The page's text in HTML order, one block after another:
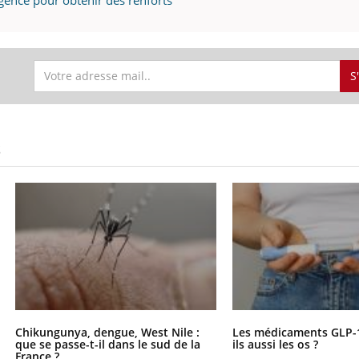
Chikungunya, dengue, West Nile :
que se passe-t-il dans le sud de la
Les médicaments
ils aussi les os ?
Chronique des Mains : se
pour l’été !Youtube
activités en plein air… Nos mains
...